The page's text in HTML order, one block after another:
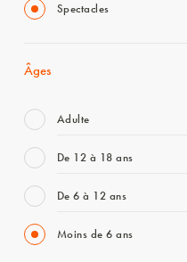
Spectacles
Âges
Adulte
De 12 à 18 ans
De 6 à 12 ans
Moins de 6 ans